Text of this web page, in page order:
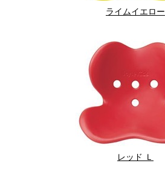
ライムイエロー
レッド Ｌ